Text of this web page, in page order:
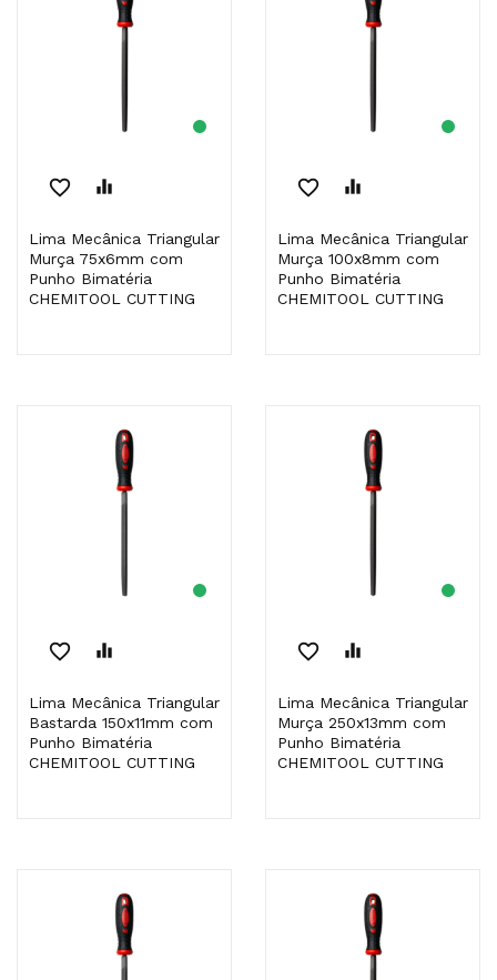
favorite_border equalizer
Lima Mecânica Triangular
Murça 75x6mm com
Punho Bimatéria
CHEMITOOL CUTTING
favorite_border equalizer
Lima Mecânica Triangular
Murça 100x8mm com
Punho Bimatéria
CHEMITOOL CUTTING
favorite_border equalizer
Lima Mecânica Triangular
Bastarda 150x11mm com
Punho Bimatéria
CHEMITOOL CUTTING
favorite_border equalizer
Lima Mecânica Triangular
Murça 250x13mm com
Punho Bimatéria
CHEMITOOL CUTTING